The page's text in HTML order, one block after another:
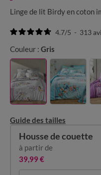
Linge de lit Birdy en coton
4.7/5 - 313
Couleur : Gris
Guide des tailles
Housse de couette
à partir de
39,99 €